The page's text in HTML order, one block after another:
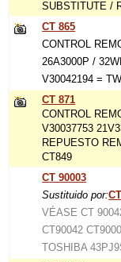
SUBSTITUTE /
CT 865
CONTROL
26A3000P /
V30042194 =
CT 871
CONTROL
V30037753
REPUESTO
CT849
CT 90003
Sustituido por:
VÉASE CT
CT90042
TOSHIBA